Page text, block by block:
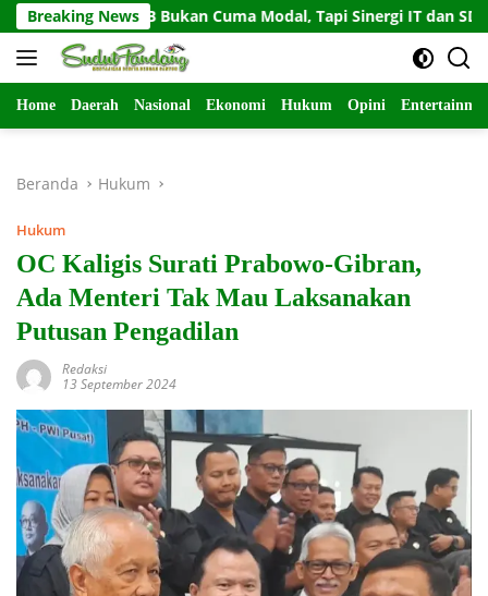
Langsung
ke
konten
Breaking News
KUB Bukan Cuma Modal, Tapi Sinergi IT dan SDM
Home Daerah Nasional Ekonomi Hukum Opini
Beranda Hukum
Hukum
OC Kaligis Surati Prabowo-Gibran,
Ada Menteri Tak Mau Laksanakan
Putusan Pengadilan
Redaksi
13 September 2024